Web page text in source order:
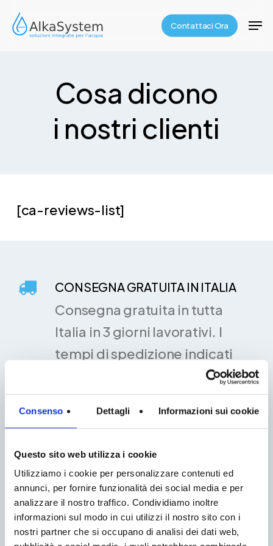
Consenso Dettagli Informazioni sui cookie
Questo sito web utilizza i cookie
Utilizziamo i cookie per personalizzare contenuti ed
annunci, per fornire funzionalità dei social media e per
analizzare il nostro traffico. Condividiamo inoltre
informazioni sul modo in cui utilizzi il nostro sito con i
nostri partner che si occupano di analisi dei dati web,
Skip
to
Contattaci Ora
Cosa dicono
i nostri clienti
[ca-reviews-list]
CONSEGNA GRATUITA IN ITALIA
Consegna gratuita in tutta
Italia in 3 giorni lavorativi. I
tempi di spedizione indicati
sono validi esclusivamente
per gli articoli disponibili.
PERSONALIZZATA
I nostri professionisti saranno
sempre a tua disposizione
per una consulenza